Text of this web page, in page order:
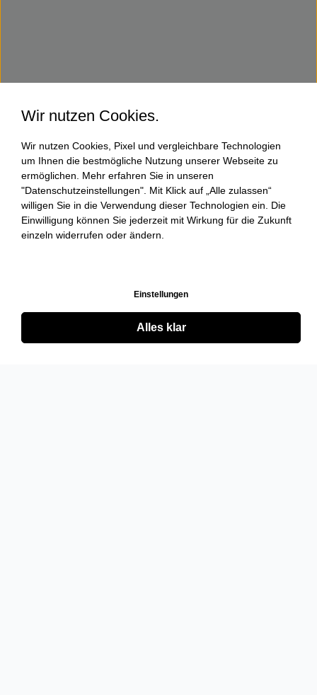
Wir nutzen Cookies.
Wir nutzen Cookies, Pixel und vergleichbare Technologien
um Ihnen die bestmögliche Nutzung unserer Webseite zu
ermöglichen. Mehr erfahren Sie in unseren
"Datenschutzeinstellungen". Mit Klick auf „Alle zulassen“
willigen Sie in die Verwendung dieser Technologien ein. Die
Einwilligung können Sie jederzeit mit Wirkung für die Zukunft
einzeln widerrufen oder ändern.
Einstellungen
Alles klar